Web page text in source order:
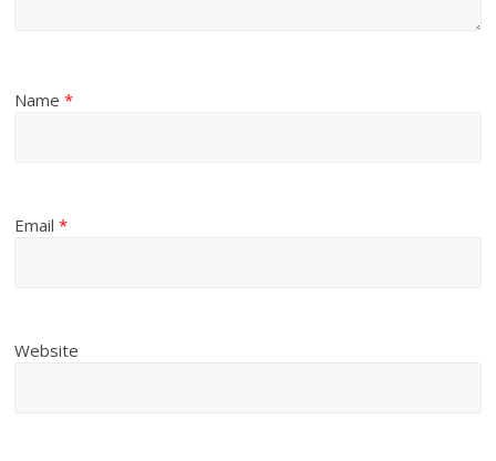
Name*
Email*
Website